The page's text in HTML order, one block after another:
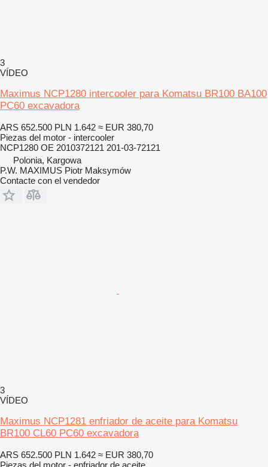
3
VÍDEO
Maximus NCP1280 intercooler para Komatsu BR100 BA100
PC60 excavadora
ARS 652.500 PLN 1.642 ≈ EUR 380,70
Piezas del motor - intercooler
NCP1280 OE 2010372121 201-03-72121
Polonia, Kargowa
P.W. MAXIMUS Piotr Maksymów
Contacte con el vendedor
3
VÍDEO
Maximus NCP1281 enfriador de aceite para Komatsu
BR100 CL60 PC60 excavadora
ARS 652.500 PLN 1.642 ≈ EUR 380,70
Piezas del motor - enfriador de aceite